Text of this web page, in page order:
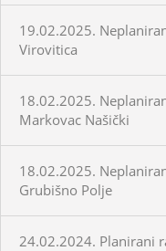
19.02.2025.
Virovitica
18.02.2025.
Markovac Našički
18.02.2025.
Grubišno Polje
24.02.2024. Planirani